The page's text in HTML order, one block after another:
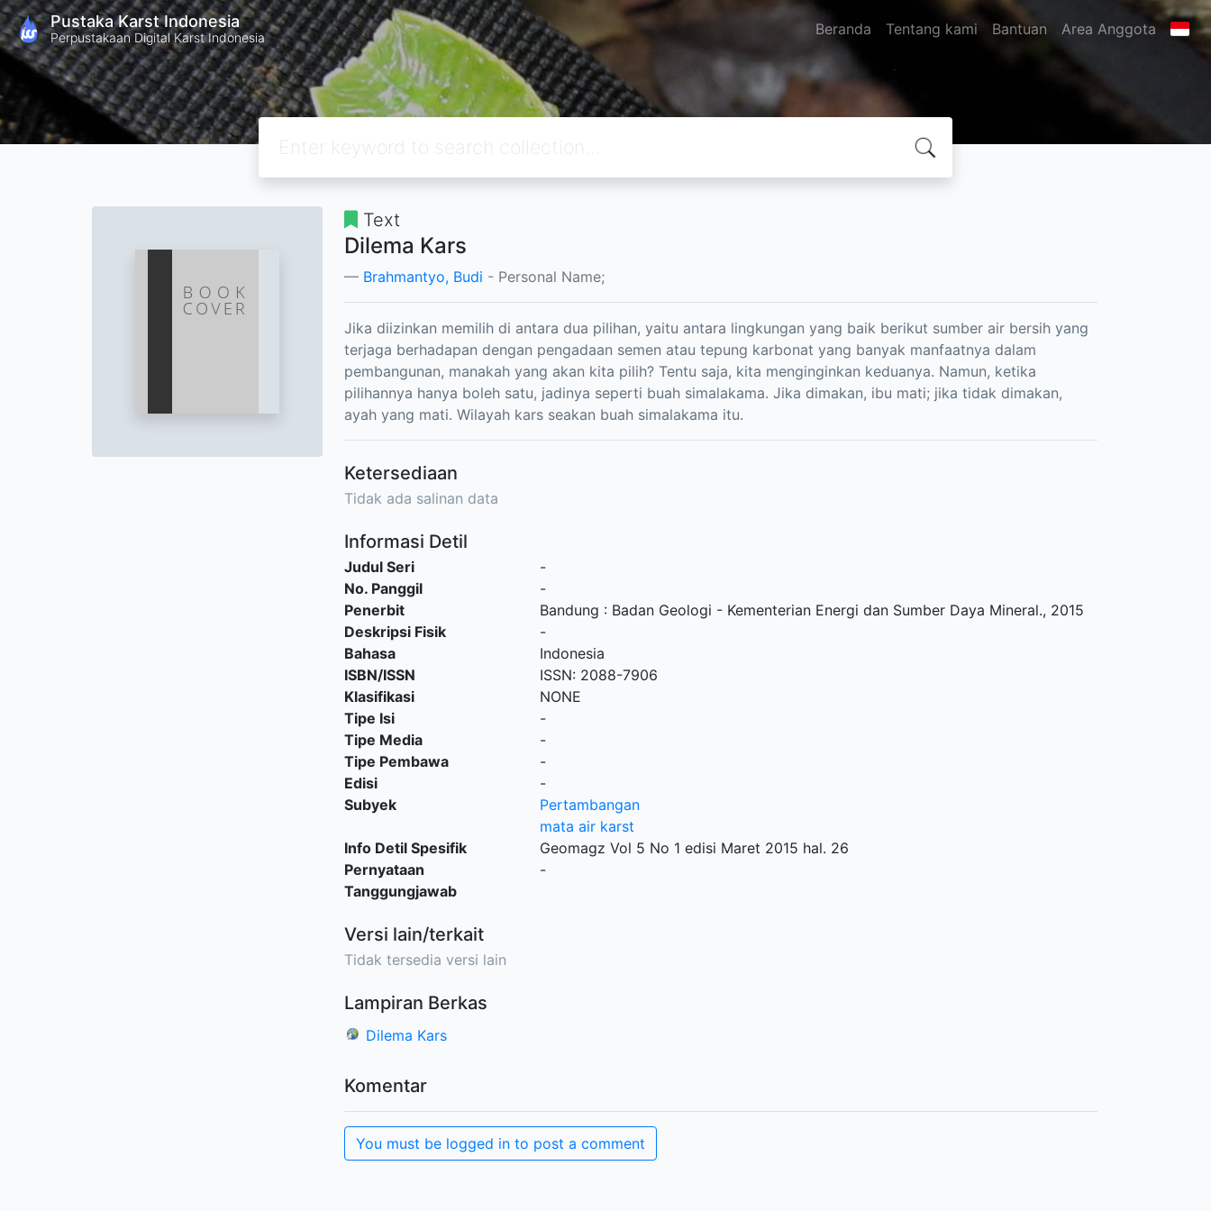
Pustaka Karst Indonesia
Perpustakaan Digital Karst Indonesia Beranda Tentang kami Bantuan Area Anggota
Text
Dilema Kars
Brahmantyo, Budi - Personal Name;
Jika diizinkan memilih di antara dua pilihan, yaitu antara lingkungan yang baik berikut sumber air bersih yang
terjaga berhadapan dengan pengadaan semen atau tepung karbonat yang banyak manfaatnya dalam
pembangunan, manakah yang akan kita pilih? Tentu saja, kita menginginkan keduanya. Namun, ketika
pilihannya hanya boleh satu, jadinya seperti buah simalakama. Jika dimakan, ibu mati; jika tidak dimakan,
ayah yang mati. Wilayah kars seakan buah simalakama itu.
Ketersediaan
Tidak ada salinan data
Informasi Detil
Judul Seri
-
No. Panggil
-
Penerbit
Bandung : Badan Geologi - Kementerian Energi dan Sumber Daya Mineral., 2015
Deskripsi Fisik
-
Bahasa
Indonesia
ISBN/ISSN
ISSN: 2088-7906
Klasifikasi
NONE
Tipe Isi
-
Tipe Media
-
Tipe Pembawa
-
Edisi
-
Subyek
Pertambangan
mata air karst
Info Detil Spesifik
Geomagz Vol 5 No 1 edisi Maret 2015 hal. 26
Pernyataan
Tanggungjawab
-
Versi lain/terkait
Tidak tersedia versi lain
Lampiran Berkas
Dilema Kars
Komentar
You must be logged in to post a comment